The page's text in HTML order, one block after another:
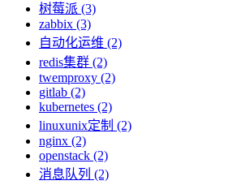
树莓派 (3)
zabbix (3)
自动化运维 (2)
redis集群 (2)
twemproxy (2)
gitlab (2)
kubernetes (2)
linuxunix定制 (2)
nginx (2)
openstack (2)
消息队列 (2)